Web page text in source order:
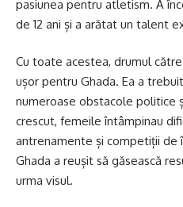
pasiunea pentru atletism. A
de 12 ani și a arătat un talent
Cu toate acestea, drumul
ușor pentru Ghada. Ea a
numeroase obstacole politice
crescut, femeile întâmpinau
antrenamente și competiții de
Ghada a reușit să găsească
urma visul.